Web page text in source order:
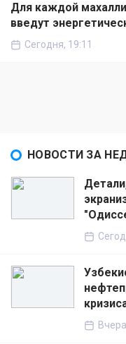
Для каждой
введут
Сегодня, 19:11
НОВОСТИ ЗА